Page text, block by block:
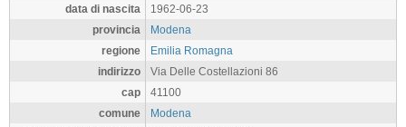
data di nascita
1962-06-23
provincia
Modena
regione
Emilia Romagna
indirizzo
Via Delle Costellazioni 86
cap
41100
comune
Modena